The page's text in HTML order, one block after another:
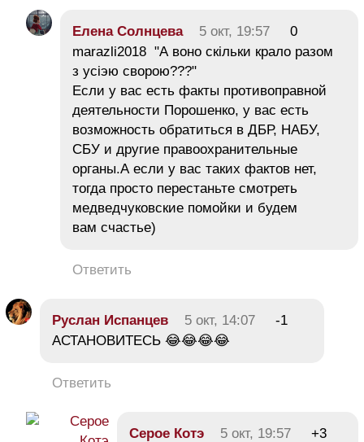
Елена Солнцева 5 окт, 19:57
0
marazli2018 "А воно скiльки крало разом
з усiэю сворою???"
Если у вас есть факты противоправной
деятельности Порошенко, у вас есть
возможность обратиться в ДБР, НАБУ,
СБУ и другие правоохранительные
органы.А если у вас таких фактов нет,
тогда просто перестаньте смотреть
медведчуковские помойки и будем
вам счастье)
Ответить
Руслан Испанцев 5 окт, 14:07
-1
АСТАНОВИТЕСЬ 😂😂😂😂
Ответить
Серое Котэ 5 окт, 19:57 +3